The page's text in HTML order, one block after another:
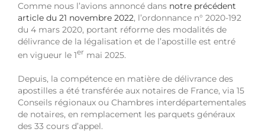
Comme nous l’avions annoncé dans notre précédent
article du 21 novembre 2022, l’ordonnance n° 2020-192
du 4 mars 2020, portant réforme des modalités de
délivrance de la légalisation et de l’apostille est entré
en vigueur le 1er mai 2025.
Depuis, la compétence en matière de délivrance des
apostilles a été transférée aux notaires de France, via 15
Conseils régionaux ou Chambres interdépartementales
de notaires, en remplacement les parquets généraux
des 33 cours d’appel.